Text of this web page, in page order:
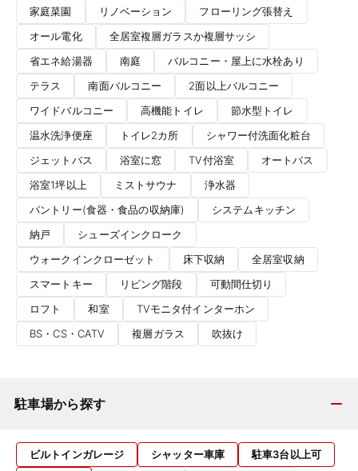
家庭菜園 リノベーション
フローリング張替え
オール電化
全居室複層ガラスか複層サッシ
省エネ給湯器
南庭
バルコニー・屋上に水栓あり
テラス
南面バルコニー
2面以上バルコニー
ワイドバルコニー
高機能トイレ
節水型トイレ
温水洗浄便座
トイレ2カ所
シャワー付洗面化粧台
ジェットバス
浴室に窓 TV付浴室
オートバス
浴室1坪以上
ミストサウナ
浄水器
パントリー(食器・食品の収納庫)
システムキッチン
納戸
シューズインクローク
ウォークインクローゼット
床下収納
全居室収納
スマートキー
リビング階段
可動間仕切り
ロフト
和室
TVモニタ付インターホン
BS・CS・CATV
複層ガラス 吹抜け
駐車場から探す
ビルトインガレージ シャッター車庫
駐車3台以上可